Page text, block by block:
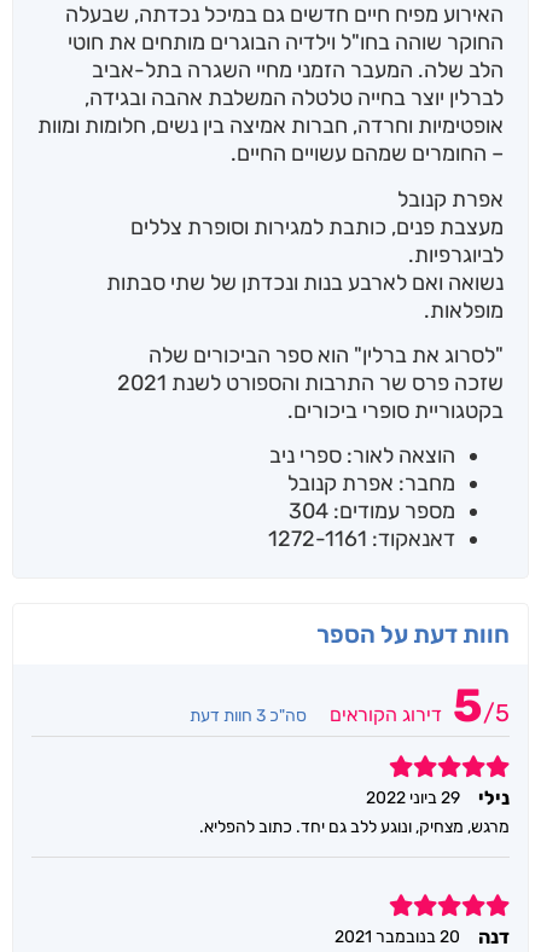
האירוע מפיח חיים חדשים גם במיכל נכדתה, שבעלה
החוקר שוהה בחו"ל וילדיה הבוגרים מותחים את חוטי
הלב שלה. המעבר הזמני מחיי השגרה בתל-אביב
לברלין יוצר בחייה טלטלה המשלבת אהבה ובגידה,
אופטימיות וחרדה, חברות אמיצה בין נשים, חלומות ומוות
– החומרים שמהם עשויים החיים.
אפרת קנובל
מעצבת פנים, כותבת למגירות וסופרת צללים
לביוגרפיות.
נשואה ואם לארבע בנות ונכדתן של שתי סבתות
מופלאות.
"לסרוג את ברלין" הוא ספר הביכורים שלה
שזכה פרס שר התרבות והספורט לשנת 2021
בקטגוריית סופרי ביכורים.
הוצאה לאור: ספרי ניב
מחבר: אפרת קנובל
מספר עמודים: 304
דאנאקוד: 1272-1161
חוות דעת על הספר
5/5 דירוג הקוראים סה"כ 3 חוות דעת
5
נילי
29 ביוני 2022
מרגש, מצחיק, ונוגע ללב גם יחד. כתוב להפליא.
5
דנה
20 בנובמבר 2021